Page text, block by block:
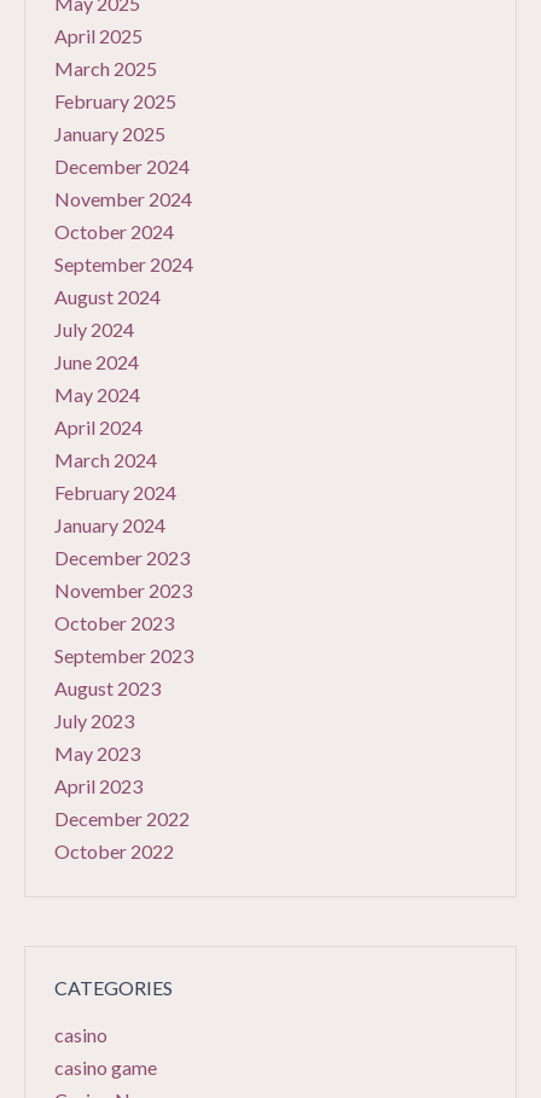
April 2025
March 2025
February 2025
January 2025
December 2024
November 2024
October 2024
September 2024
August 2024
July 2024
June 2024
May 2024
April 2024
March 2024
February 2024
January 2024
December 2023
November 2023
October 2023
September 2023
August 2023
July 2023
May 2023
April 2023
December 2022
October 2022
CATEGORIES
casino
casino game